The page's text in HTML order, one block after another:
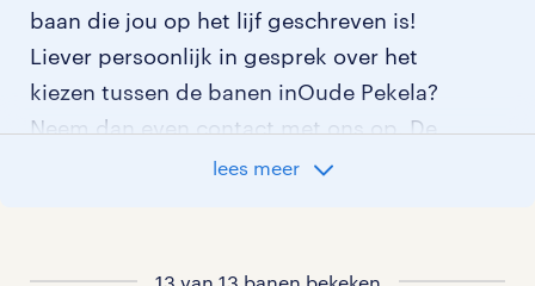
baan die jou op het lijf geschreven is!
Liever persoonlijk in gesprek over het
kiezen tussen de banen inOude Pekela?
Neem dan even contact met ons op. De
contactgegevens van ons
lees meer